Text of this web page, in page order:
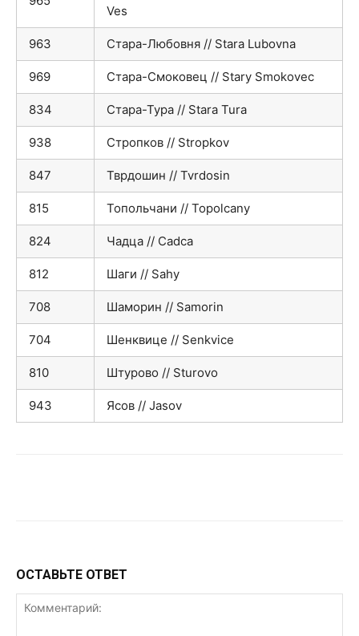
Ves
963 Стара-Любовня // Stara Lubovna
969 Стара-Смоковец // Stary Smokovec
834 Стара-Тура // Stara Tura
938 Стропков // Stropkov
847 Тврдошин // Tvrdosin
815 Топольчани // Topolcany
824 Чадца // Cadca
812 Шаги // Sahy
708 Шаморин // Samorin
704 Шенквице // Senkvice
810 Штурово // Sturovo
943 Ясов // Jasov
ОСТАВЬТЕ ОТВЕТ